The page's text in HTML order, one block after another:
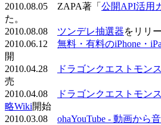
2010.08.05 ZAPA著「 公開API活用
た。
2010.08.08 ツンデレ抽選器をリリ
2010.06.12 無料・有料のiPhone・
開
2010.04.28
ドラゴンクエストモン
売
2010.04.08
ドラゴンクエストモン
略Wiki開始
2010.03.08 ohaYouTube - 動画から